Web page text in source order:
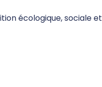
écologique, sociale et